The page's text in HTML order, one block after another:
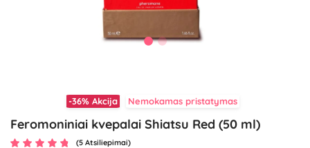
-36% Akcija Nemokamas pristatymas
Feromoniniai kvepalai Shiatsu Red (50 ml)
(5 Atsiliepimai)